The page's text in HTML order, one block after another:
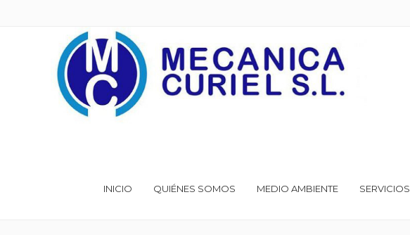
INICIO QUIÉNES SOMOS MEDIO AMBIENTE SERVICIOS